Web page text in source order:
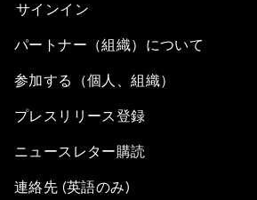
サインイン
パートナー（組織）について
参加する（個人、組織）
プレスリリース登録
ニュースレター購読
連絡先 (英語のみ)